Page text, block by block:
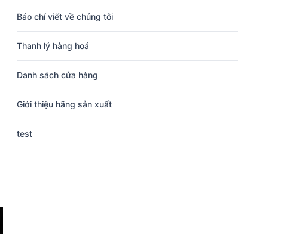
Báo chí viết về chúng tôi
Thanh lý hàng hoá
Danh sách cửa hàng
Giới thiệu hãng sản xuất
test